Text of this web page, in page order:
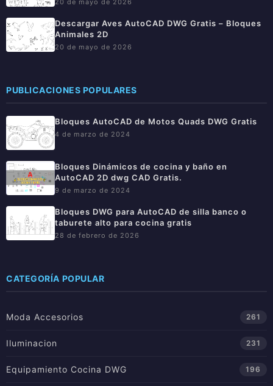
20 de mayo de 2026
Descargar Aves AutoCAD DWG Gratis – Bloques
Animales 2D
20 de mayo de 2026
PUBLICACIONES POPULARES
Bloques AutoCAD de Motos Quads DWG Gratis
4 de marzo de 2024
Bloques Dinámicos de cocina y baño en
AutoCAD 2D dwg CAD Gratis.
9 de marzo de 2024
Bloques DWG para AutoCAD de silla banco o
taburete alto para cocina gratis
28 de febrero de 2026
CATEGORÍA POPULAR
Moda Accesorios 261
Iluminacion 231
Equipamiento Cocina DWG 196